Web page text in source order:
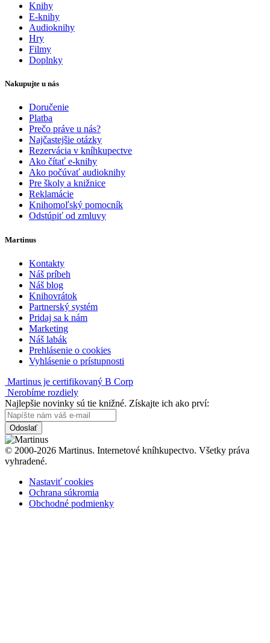
Knihy
E-knihy
Audioknihy
Hry
Filmy
Doplnky
Nakupujte u nás
Doručenie
Platba
Prečo práve u nás?
Najčastejšie otázky
Rezervácia v kníhkupectve
Ako čítať e-knihy
Ako počúvať audioknihy
Pre školy a knižnice
Reklamácie
Knihomoľský pomocník
Odstúpiť od zmluvy
Martinus
Kontakty
Náš príbeh
Náš blog
Knihovrátok
Partnerský systém
Pridaj sa k nám
Marketing
Náš labák
Prehlásenie o cookies
Vyhlásenie o prístupnosti
Martinus je certifikovaný B Corp
Nerobíme rozdiely
Najlepšie novinky sú tie knižné. Získajte ich ako prví:
Odoslať
© 2000-2026 Martinus. Internetové kníhkupectvo. Všetky práva
vyhradené.
Nastaviť cookies
Ochrana súkromia
Obchodné podmienky